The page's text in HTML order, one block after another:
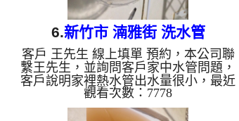
6.新竹市 湳雅街 洗水管
客戶 王先生 線上填單 預約，本公司聯
繫王先生，並詢問客戶家中水管問題，
客戶說明家裡熱水管出水量很小，最近
剛好天氣變冷，客戶怕洗個澡著涼了，
本公司到現場查看，發現管路內盡是管
觀看次數：7778